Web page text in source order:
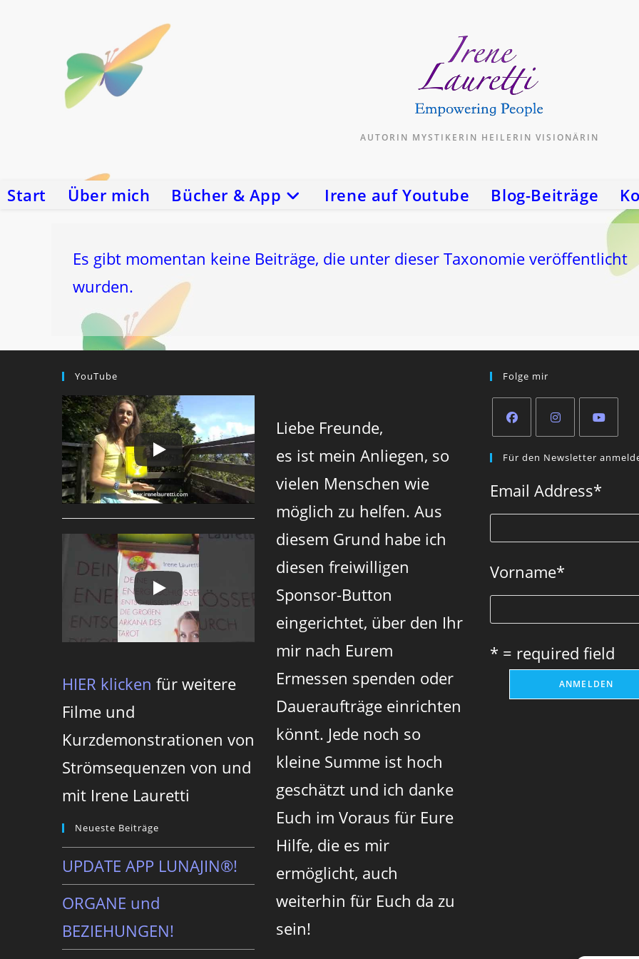
AUTORIN MYSTIKERIN HEILERIN VISIONÄRIN
Start Über mich Bücher & App Irene auf Youtube Blog-Beiträge
Es gibt momentan keine Beiträge, die unter dieser Taxonomie veröffentlicht
wurden.
YouTube
HIER klicken für weitere
Filme und
Kurzdemonstrationen von
Strömsequenzen von und
mit Irene Lauretti
Neueste Beiträge
UPDATE APP LUNAJIN®!
ORGANE und
BEZIEHUNGEN!
Liebe Freunde,
es ist mein Anliegen, so
vielen Menschen wie
möglich zu helfen. Aus
diesem Grund habe ich
diesen freiwilligen
Sponsor-Button
eingerichtet, über den Ihr
mir nach Eurem
Ermessen spenden oder
Daueraufträge einrichten
könnt. Jede noch so
kleine Summe ist hoch
geschätzt und ich danke
Euch im Voraus für Eure
Hilfe, die es mir
ermöglicht, auch
weiterhin für Euch da zu
sein!
Folge mir
in
new
tab
in
new
tab
in
new
tab
Für den Newsletter
Email Address*
Vorname*
* = required field